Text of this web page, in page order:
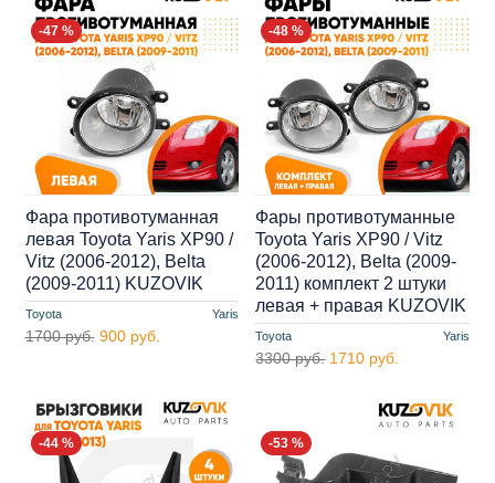
-47 %
Toyota Yaris
Фара противотуманная
левая Toyota Yaris XP90 /
Vitz (2006-2012), Belta
(2009-2011) KUZOVIK
1700 руб. 900 руб.
-48 %
Toyota Yaris
Фары противотуманные
Toyota Yaris XP90 / Vitz
(2006-2012), Belta (2009-
2011) комплект 2 штуки
левая + правая KUZOVIK
3300 руб. 1710 руб.
-44 % -53 %